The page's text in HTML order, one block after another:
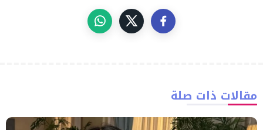
مقالات ذات صلة